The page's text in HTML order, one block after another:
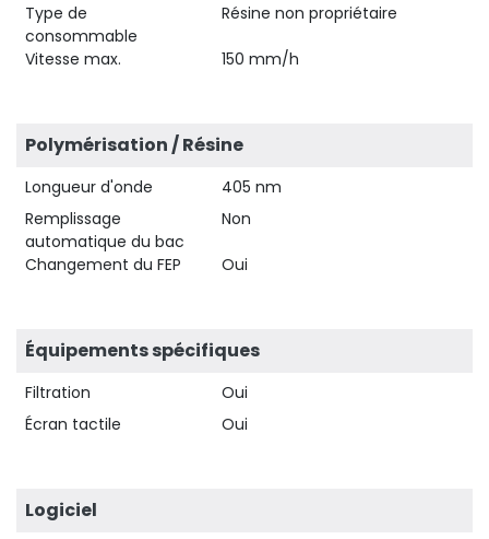
Type de
consommable
Résine non propriétaire
Vitesse max. 150 mm/h
Polymérisation / Résine
Longueur d'onde
405 nm
Remplissage
automatique du bac
Non
Changement du FEP Oui
Équipements spécifiques
Filtration
Oui
Écran tactile
Oui
Logiciel